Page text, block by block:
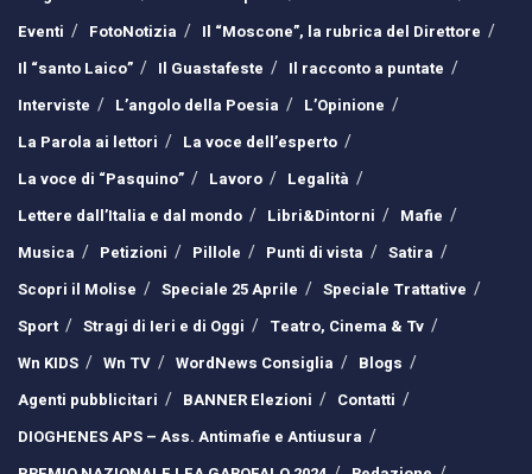
Eventi
FotoNotizia
Il “Moscone”, la rubrica del Direttore
Il “santo Laico”
Il Guastafeste
Il racconto a puntate
Interviste
L’angolo della Poesia
L’Opinione
La Parola ai lettori
La voce dell’esperto
La voce di “Pasquino”
Lavoro
Legalità
Lettere dall’Italia e dal mondo
Libri&Dintorni
Mafie
Musica
Petizioni Pillole Punti di vista
Satira
Scopri il Molise
Speciale 25 Aprile
Speciale Trattative
Sport
Stragi di Ieri e di Oggi
Teatro, Cinema & Tv
Wn KIDS
Wn TV WordNews Consiglia
Blogs
Agenti pubblicitari
BANNER Elezioni
Contatti
DIOGHENES APS – Ass. Antimafie e Antiusura